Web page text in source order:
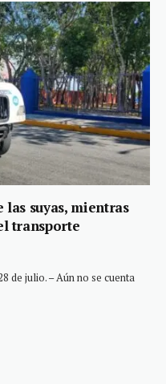
las suyas, mientras
transporte
de julio. – Aún no se cuenta